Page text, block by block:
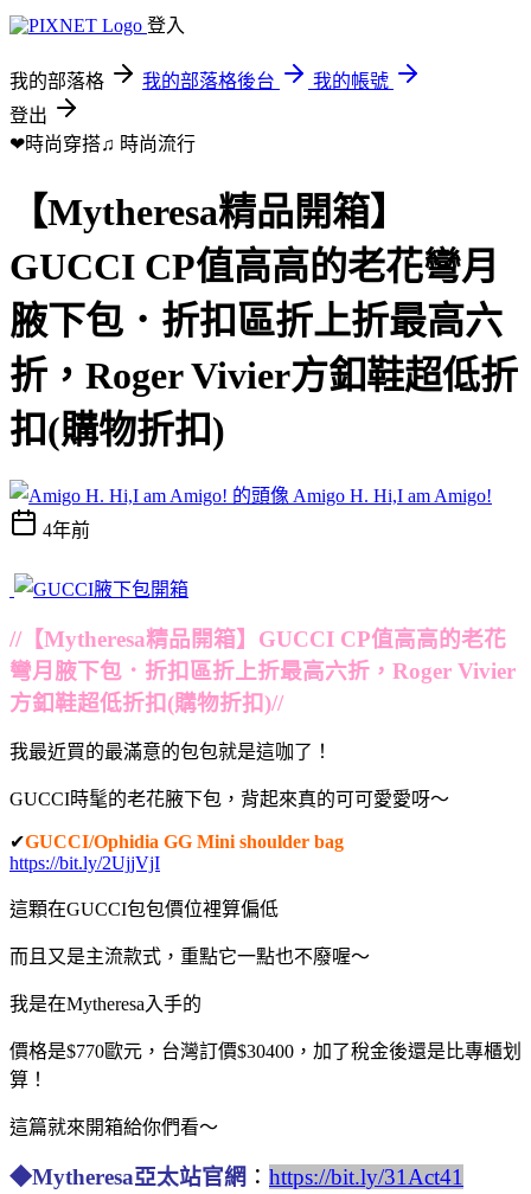
登入
我的部落格 我的部落格後台
我的帳號
登出
❤時尚穿搭♫ 時尚流行
【Mytheresa精品開箱】
GUCCI CP值高高的老花彎月
腋下包．折扣區折上折最高六
折，Roger Vivier方釦鞋超低折
扣(購物折扣)
Amigo H. Hi,I am Amigo!
4年前
//【Mytheresa精品開箱】GUCCI CP值高高的老花
彎月腋下包．折扣區折上折最高六折，Roger Vivier
方釦鞋超低折扣(購物折扣)//
我最近買的最滿意的包包就是這咖了！
GUCCI時髦的老花腋下包，背起來真的可可愛愛呀～
✔GUCCI/Ophidia GG Mini shoulder bag
https://bit.ly/2UjjVjI
這顆在GUCCI包包價位裡算偏低
而且又是主流款式，重點它一點也不廢喔～
我是在Mytheresa入手的
價格是$770歐元， 台灣訂價$30400，加了稅金後還是比專櫃划
算！
這篇就來開箱給你們看～
◆Mytheresa亞太站官網 ： https://bit.ly/31Act41